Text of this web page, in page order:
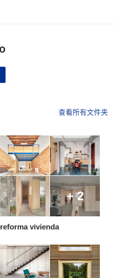
查看所有文件夹
+ 2
reforma vivienda